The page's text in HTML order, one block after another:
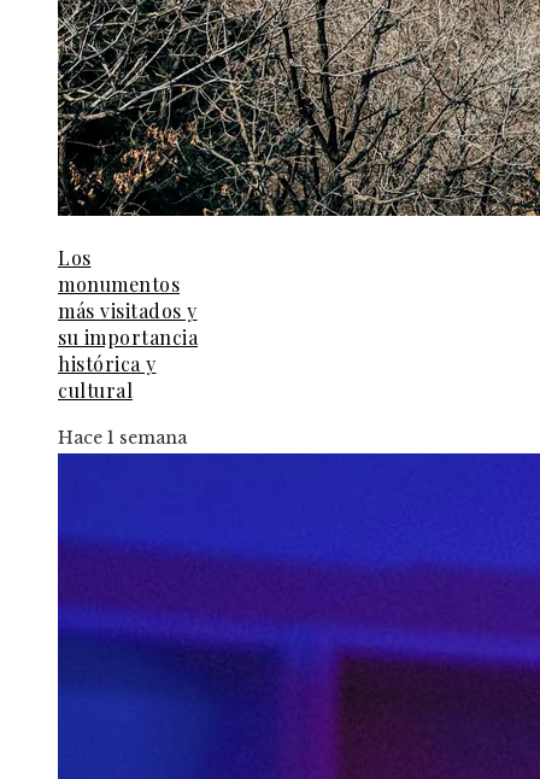
Los
monumentos
más visitados y
su importancia
histórica y
cultural
Hace 1 semana